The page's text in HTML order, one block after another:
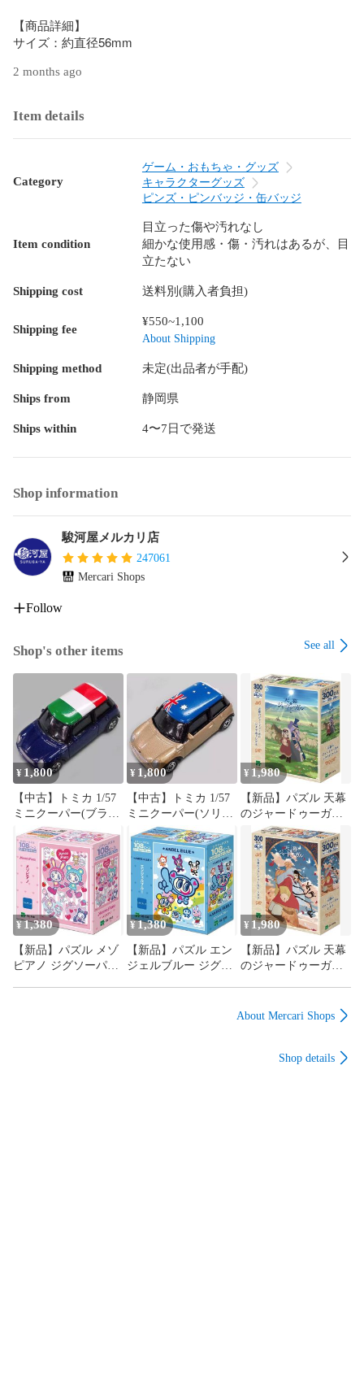
【商品詳細】
サイズ：約直径56mm
2 months ago
Item details
Category
ゲーム・おもちゃ・グッズ
キャラクターグッズ
ピンズ・ピンバッジ・缶バッジ
Item condition
目立った傷や汚れなし
細かな使用感・傷・汚れはあるが、目
立たない
Shipping cost 送料別(購入者負担)
Shipping fee
¥550~1,100
About Shipping
Shipping method 未定(出品者が手配)
Ships from 静岡県
Ships within 4〜7日で発送
Shop information
駿河屋メルカリ店
247061
Mercari Shops
Follow
Shop's other items See all
¥ 1,800
【中古】トミカ 1/57
ミニクーパー(ブラッ
クアイパープル×イタ
リア国旗) 「トミカく
じX ミニクーパーセ
レクション」
¥ 1,800
【中古】トミカ 1/57
ミニクーパー(ソリッ
ドゴールド×オースト
ラリア国旗) 「トミカ
くじX ミニクーパー
セレクション」
¥1,980
【新品】パズル 天幕
のジャードゥーガル
シタラ＆ドレゲネ ジ
グソーパズル 300ピ
ース [28-501s]
¥1,380
【新品】パズル メゾ
ピアノ ジグソーパズ
¥1,380
【新品】パズル エン
ジェルブルー ジグソ
¥ 1,980
【新品】パズル 天幕
のジャードゥーガル
500s]
About Mercari Shops
Shop details